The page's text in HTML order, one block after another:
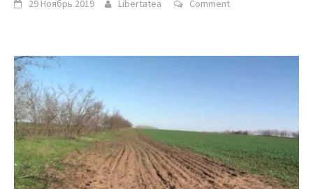
29 Ноябрь 2019 Libertatea Comment